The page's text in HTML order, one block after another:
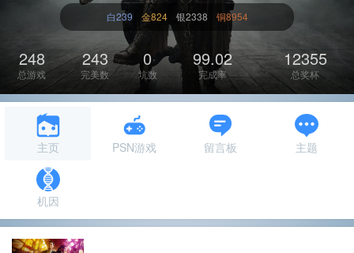
白239 金824 银2338 铜8954
248
总游戏
243
完美数
0
坑数
99.02
完成率
12355
总奖杯
主页 PSN游戏 留言板 主题
机因